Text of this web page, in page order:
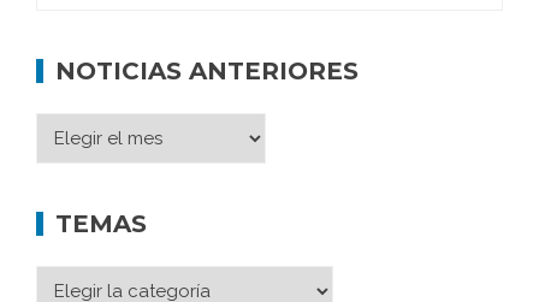
NOTICIAS ANTERIORES
TEMAS